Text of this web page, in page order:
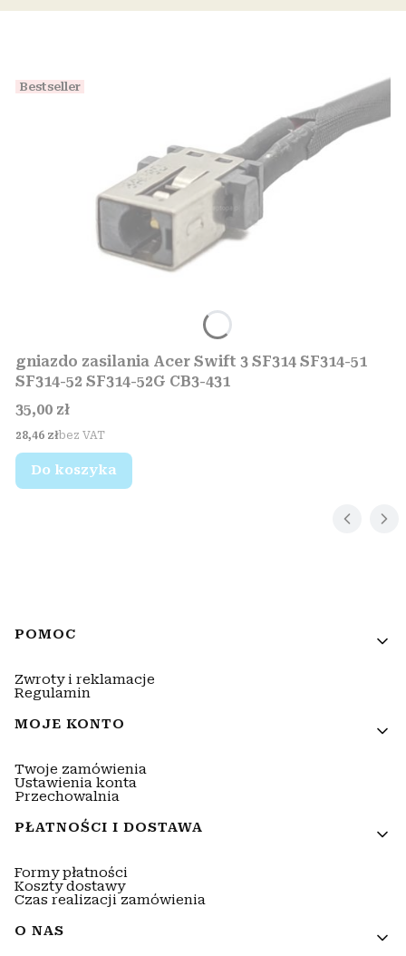
Bestseller
gniazdo zasilania Acer Swift 3 SF314 SF314-51
SF314-52 SF314-52G CB3-431
Cena
35,00 zł
Cena
28,46 złbez VAT
Do koszyka
Linki w stopce
POMOC
Zwroty i reklamacje
Regulamin
MOJE KONTO
Twoje zamówienia
Ustawienia konta
Przechowalnia
PŁATNOŚCI I DOSTAWA
Formy płatności
Koszty dostawy
Czas realizacji zamówienia
O NAS